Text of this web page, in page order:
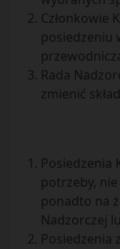
Członkowie
posiedzeniu
Rada
zmienić
Posiedzenia
potrzeby,
ponadto na
Nadzorczej
Posiedzenia